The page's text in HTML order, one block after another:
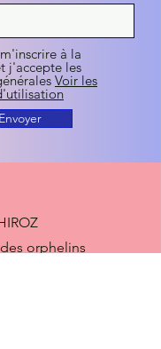
à la
j'accepte les
Voir les
Envoyer
orphelins